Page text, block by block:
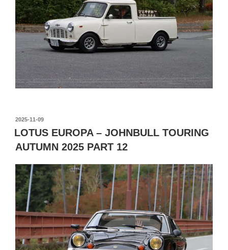
投
稿
日:
2025-11-09
LOTUS EUROPA – JOHNBULL TOURING
AUTUMN 2025 PART 12